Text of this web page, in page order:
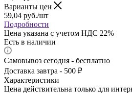
Варианты цен
59,04 руб./шт
Подробности
Цена указана с учетом НДС 22%
Есть в наличии
Самовывоз сегодня - бесплатно
Доставка завтра - 500 ₽
Характеристики
Цена действительна только для